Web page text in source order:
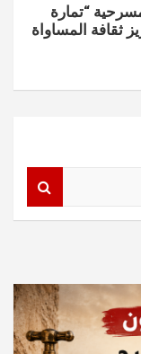
“تمارة
ثقافة المساواة